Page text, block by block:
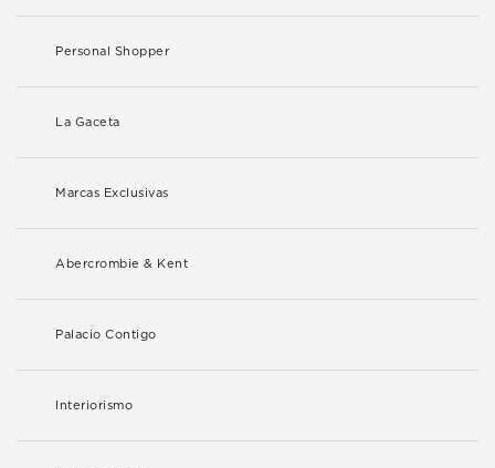
Personal Shopper
La Gaceta
Marcas Exclusivas
Abercrombie & Kent
Palacio Contigo
Interiorismo